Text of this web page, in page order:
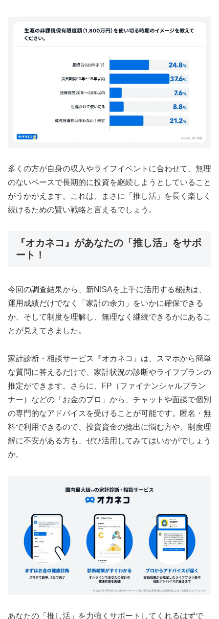
多くの方が自身の収入やライフイベントに合わせて、無理
のないペースで長期的に投資を継続しようとしていること
がうかがえます。これは、まさに「推し活」を長く楽しく
続けるための賢い戦略と言えるでしょう。
『オカネコ』があなたの「推し活」をサポ
ート！
今回の調査結果から、新NISAを上手に活用する秘訣は、
運用成績だけでなく「家計の余力」をいかに確保できる
か、そして制度を理解し、無理なく継続できるかにあるこ
とが見えてきました。
家計診断・相談サービス『オカネコ』は、スマホから簡単
な質問に答えるだけで、家計状況の診断やライフプランの
推定ができます。さらに、FP（ファイナンシャルプラン
ナー）などの「お金のプロ」から、チャットや面談で個別
の専門的なアドバイスを受けることが可能です。匿名・無
料で利用できるので、投資資金の捻出に悩む方や、制度理
解に不安がある方も、ぜひ活用してみてはいかがでしょう
か。
あなたの「推し活」を力強くサポートしてくれるはずで